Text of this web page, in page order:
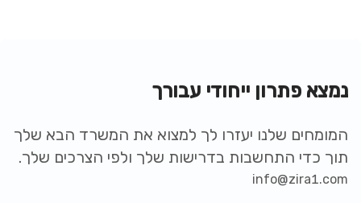
נמצא פתרון ייחודי עבורך
המומחים שלנו יעזרו לך למצוא את המשרד הבא שלך
תוך כדי התחשבות בדרישות שלך ולפי הצרכים שלך.
info@zira1.com